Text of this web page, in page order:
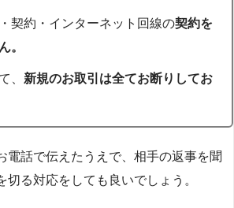
契約・インターネット回線の契約を
。
、 新規のお取引は全てお断りしてお
電話で伝えたうえで、相手の返事を聞
切る対応をしても良いでしょう。